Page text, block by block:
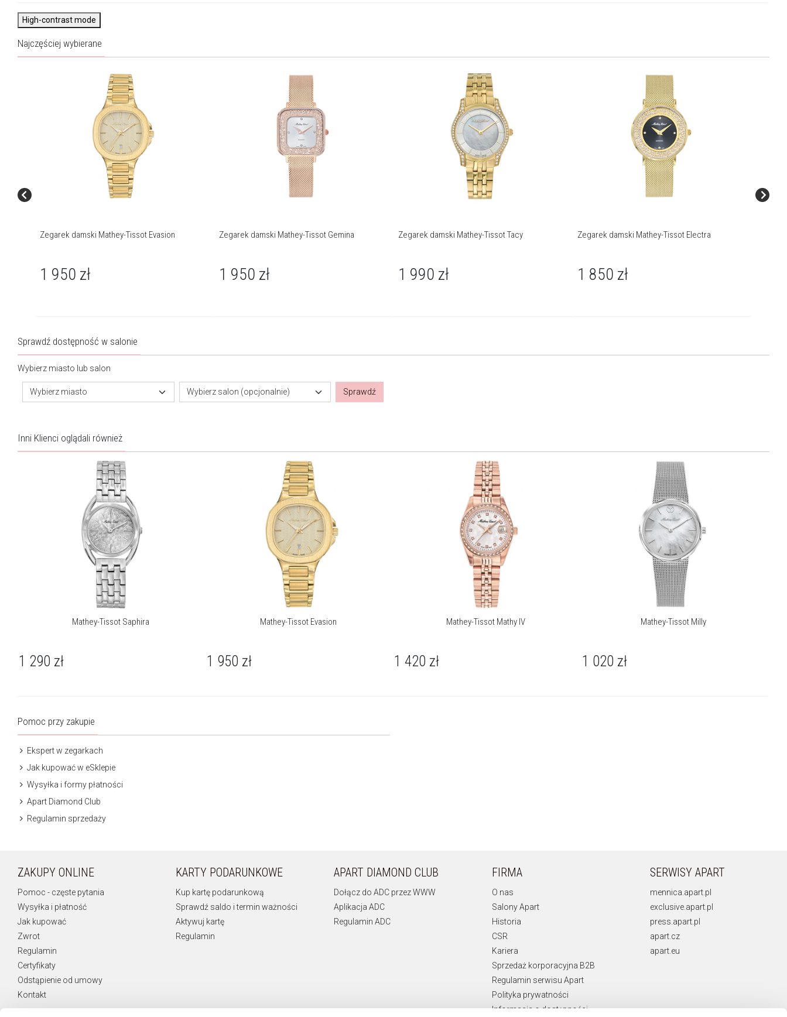
High-contrast mode
Najczęściej wybierane
Zegarek damski Mathey-Tissot Evasion
1 950 zł
Zegarek damski Mathey-Tissot Gemina
1 950 zł
Zegarek damski Mathey-Tissot Tacy
1 990 zł
Zegarek damski Mathey-Tissot Electra
1 850 zł
Sprawdź dostępność w salonie
Wybierz miasto lub salon
Wybierz miasto Wybierz salon (opcjonalnie) Sprawdź
Inni Klienci oglądali również
Mathey-Tissot Saphira
1 290 zł
Mathey-Tissot Evasion
1 950 zł
Mathey-Tissot Mathy IV
1 420 zł
Mathey-Tissot Milly
1 020 zł
Pomoc przy zakupie
Ekspert w zegarkach
Jak kupować w eSklepie
Wysyłka i formy płatności
Apart Diamond Club
Regulamin sprzedaży
ZAKUPY ONLINE
Pomoc - częste pytania
Wysyłka i płatność
Jak kupować
Zwrot
Regulamin
Certyfikaty
Odstąpienie od umowy
Kontakt
KARTY PODARUNKOWE
Kup kartę podarunkową
Sprawdź saldo i termin ważności
Aktywuj kartę
Regulamin
APART DIAMOND CLUB
Dołącz do ADC przez WWW
Aplikacja ADC
Regulamin ADC
FIRMA
O nas
Salony Apart
Historia
CSR
Kariera
Sprzedaż korporacyjna B2B
Regulamin serwisu Apart
Polityka prywatności
Informacja o dostępności
SERWISY APART
mennica.apart.pl
exclusive.apart.pl
press.apart.pl
apart.cz
apart.eu